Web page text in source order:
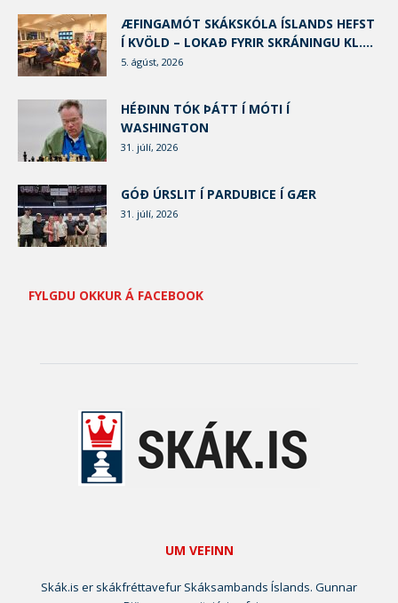
ÆFINGAMÓT SKÁKSKÓLA ÍSLANDS HEFST
Í KVÖLD – LOKAÐ FYRIR SKRÁNINGU KL....
5. ágúst, 2026
HÉÐINN TÓK ÞÁTT Í MÓTI Í
WASHINGTON
31. júlí, 2026
GÓÐ ÚRSLIT Í PARDUBICE Í GÆR
31. júlí, 2026
FYLGDU OKKUR Á FACEBOOK
UM VEFINN
Skák.is er skákfréttavefur Skáksambands Íslands. Gunnar